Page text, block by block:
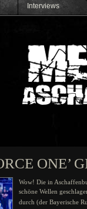
Interviews
ONE’
Wow! Die in
schöne Wellen
durch (der Bayerische